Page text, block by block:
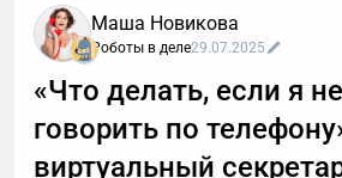
Маша Новикова
Роботы в деле29.07.2025
«Что делать, если я
говорить по
виртуальный